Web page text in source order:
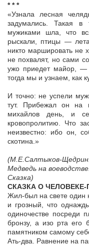
* * *
«Узнала лесная
задумались. Такая
мужиками шла, что
рыскали, птицы —
никто маршировать не
не похвалят, но сами
ужо приедет майор,
тогда мы и узнаем, как
И точно: не успели
тут. Прибежал он на
михайлов день, и
кровопролитию. Что
неизвестно: ибо он,
скотина.»
(М.Е.Салтыков-Щедрин.
Медведь на воеводстве.
Сказка)
СКАЗКА О
Жил-был на свете один
и грозный, что
одиночестве посреди
бронзу, а изо рта
памятником самому
Ать-два. Равнение на